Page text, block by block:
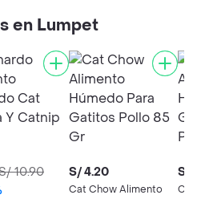
en Lumpet
10.90 S/ 4.20
Cat Chow Alimento
S/